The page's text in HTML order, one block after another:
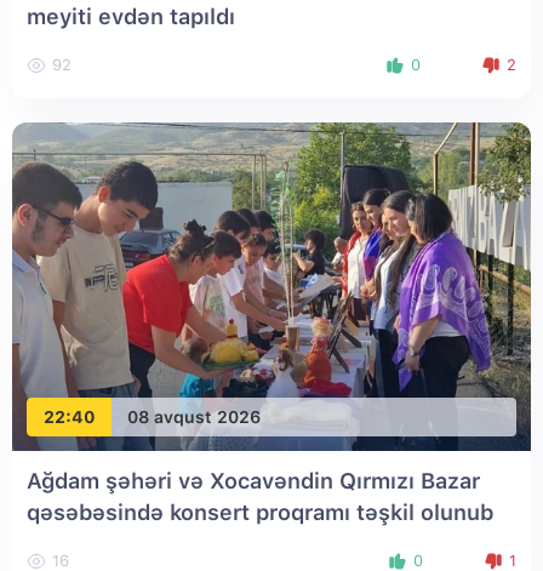
meyiti evdən tapıldı
92 0 2
22:40 08 avqust 2026
Ağdam şəhəri və Xocavəndin Qırmızı Bazar
qəsəbəsində konsert proqramı təşkil olunub
16 0 1